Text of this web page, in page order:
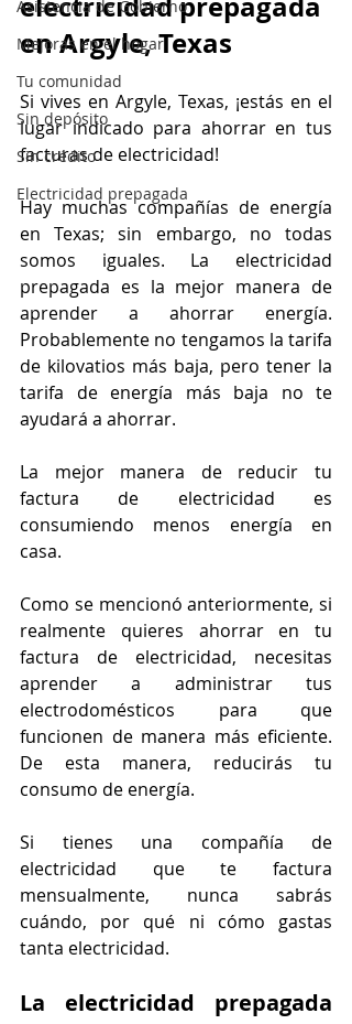
Asistencia de Gobierno
Mejoras en el hogar
Tu comunidad
Sin depósito
Sin crédito
Electricidad prepagada
en Argyle, Texas
Si vives en Argyle, Texas, ¡estás en el
lugar indicado para ahorrar en tus
facturas de electricidad!
Hay muchas compañías de energía
en Texas; sin embargo, no todas
somos iguales. La electricidad
prepagada es la mejor manera de
aprender a ahorrar energía.
Probablemente no tengamos la tarifa
de kilovatios más baja, pero tener la
tarifa de energía más baja no te
ayudará a ahorrar.
La mejor manera de reducir tu
factura de electricidad es
consumiendo menos energía en
casa.
Como se mencionó anteriormente, si
realmente quieres ahorrar en tu
factura de electricidad, necesitas
aprender a administrar tus
electrodomésticos para que
funcionen de manera más eficiente.
De esta manera, reducirás tu
consumo de energía.
Si tienes una compañía de
electricidad que te factura
mensualmente, nunca sabrás
cuándo, por qué ni cómo gastas
tanta electricidad.
La electricidad prepagada